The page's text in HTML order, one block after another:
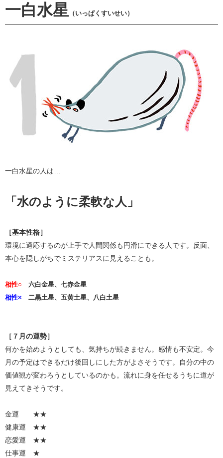
一白水星 （いっぱくすいせい）
一白水星の人は…
「水のように柔軟な人」
［基本性格］
環境に適応するのが上手で人間関係も円滑にできる人です。反面、
本心を隠しがちでミステリアスに見えることも。
相性○ 六白金星、七赤金星
相性× 二黒土星、五黄土星、八白土星
［７月の運勢］
何かを始めようとしても、気持ちが続きません。感情も不安定。今
月の予定はできるだけ後回しにした方がよさそうです。自分の中の
価値観が変わろうとしているのかも。流れに身を任せるうちに道が
見えてきそうです。
金運 ★★
健康運 ★★
恋愛運 ★★
仕事運 ★